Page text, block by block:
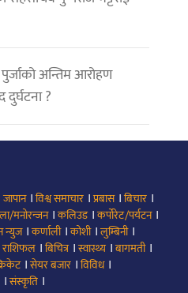
अन्तिम आरोहण
?
जापान।विश्व समाचार ।प्रबास।बिचार ।
मनोरन्जन।कलिउड।कर्पोरेट/पर्यटन।
न्युज।कर्णाली।कोशी।लुम्बिनी।
राशिफल ।बिचित्र।स्वास्थ्य ।बागमती।
।सेयर बजार ।विविध।
।संस्कृति ।